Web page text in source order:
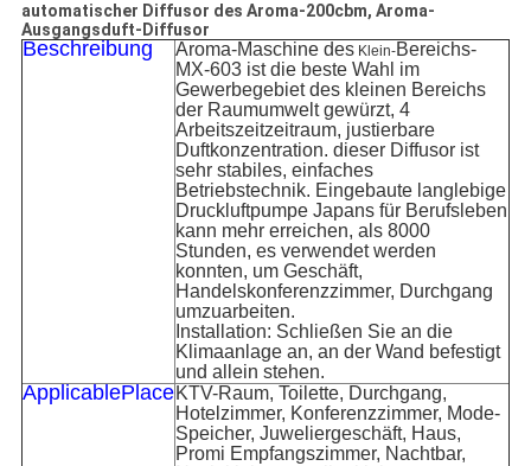
automatischer Diffusor des Aroma-200cbm, Aroma-
Ausgangsduft-Diffusor
Beschreibung Aroma-Maschine desKlein-Bereichs-
MX-603 ist die beste Wahl im
Gewerbegebiet des kleinen Bereichs
der Raumumwelt gewürzt, 4
Arbeitszeitzeitraum, justierbare
Duftkonzentration. dieser Diffusor ist
sehr stabiles, einfaches
Betriebstechnik. Eingebaute langlebige
Druckluftpumpe Japans für Berufsleben
kann mehr erreichen, als 8000
Stunden, es verwendet werden
konnten, um Geschäft,
Handelskonferenzzimmer, Durchgang
umzuarbeiten.
Installation: Schließen Sie an die
Klimaanlage an, an der Wand befestigt
und allein stehen.
ApplicablePlaceKTV-Raum, Toilette, Durchgang,
Hotelzimmer, Konferenzzimmer, Mode-
Speicher, Juweliergeschäft, Haus,
Promi Empfangszimmer, Nachtbar,